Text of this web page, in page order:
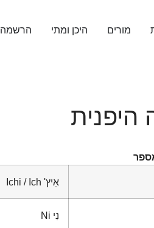
מורים היכן ומתי הרשמה
היפנית
אִיץ' Ichi / Ich
נִי Ni